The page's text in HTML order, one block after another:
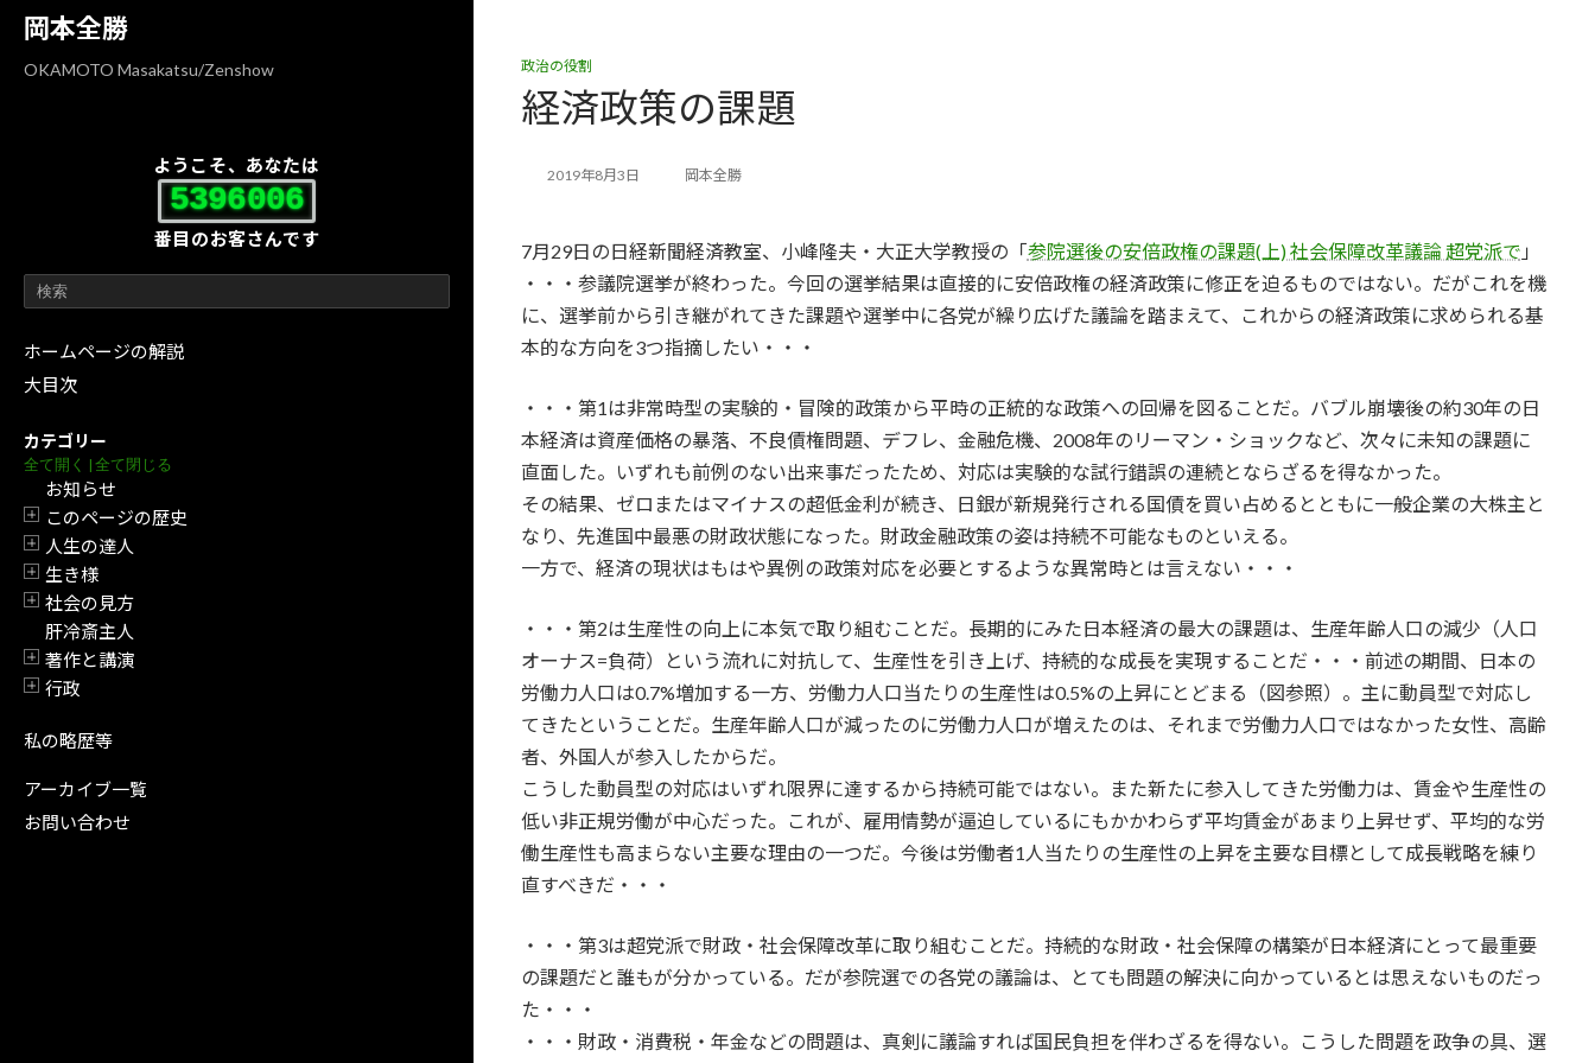
岡本全勝
OKAMOTO Masakatsu/Zenshow
ようこそ、あなたは
5396006
番目のお客さんです
ホームページの解説
大目次
カテゴリー
全て開く | 全て閉じる
お知らせ
開閉
このページの歴史
開閉
人生の達人
開閉
生き様
開閉
社会の見方
肝冷斎主人
開閉
著作と講演
開閉
行政
私の略歴等
アーカイブ一覧
お問い合わせ
政治の役割
経済政策の課題
2019年8月3日 岡本全勝
7月29日の日経新聞経済教室、小峰隆夫・大正大学教授の「参院選後の安倍政権の課題(上) 社会保障改革議論 超党派で 」
・・・参議院選挙が終わった。今回の選挙結果は直接的に安倍政権の経済政策に修正を迫るものではない。だがこれを機
に、選挙前から引き継がれてきた課題や選挙中に各党が繰り広げた議論を踏まえて、これからの経済政策に求められる基
本的な方向を3つ指摘したい・・・
・・・第1は非常時型の実験的・冒険的政策から平時の正統的な政策への回帰を図ることだ。バブル崩壊後の約30年の日
本経済は資産価格の暴落、不良債権問題、デフレ、金融危機、2008年のリーマン・ショックなど、次々に未知の課題に
直面した。いずれも前例のない出来事だったため、対応は実験的な試行錯誤の連続とならざるを得なかった。
その結果、ゼロまたはマイナスの超低金利が続き、日銀が新規発行される国債を買い占めるとともに一般企業の大株主と
なり、先進国中最悪の財政状態になった。財政金融政策の姿は持続不可能なものといえる。
一方で、経済の現状はもはや異例の政策対応を必要とするような異常時とは言えない・・・
・・・第2は生産性の向上に本気で取り組むことだ。長期的にみた日本経済の最大の課題は、生産年齢人口の減少（人口
オーナス=負荷）という流れに対抗して、生産性を引き上げ、持続的な成長を実現することだ・・・前述の期間、日本の
労働力人口は0.7%増加する一方、労働力人口当たりの生産性は0.5%の上昇にとどまる（図参照）。主に動員型で対応し
てきたということだ。生産年齢人口が減ったのに労働力人口が増えたのは、それまで労働力人口ではなかった女性、高齢
者、外国人が参入したからだ。
こうした動員型の対応はいずれ限界に達するから持続可能ではない。また新たに参入してきた労働力は、賃金や生産性の
低い非正規労働が中心だった。これが、雇用情勢が逼迫しているにもかかわらず平均賃金があまり上昇せず、平均的な労
働生産性も高まらない主要な理由の一つだ。今後は労働者1人当たりの生産性の上昇を主要な目標として成長戦略を練り
直すべきだ・・・
・・・第3は超党派で財政・社会保障改革に取り組むことだ。持続的な財政・社会保障の構築が日本経済にとって最重要
の課題だと誰もが分かっている。だが参院選での各党の議論は、とても問題の解決に向かっているとは思えないものだっ
た・・・
・・・財政・消費税・年金などの問題は、真剣に議論すれば国民負担を伴わざるを得ない。こうした問題を政争の具、選